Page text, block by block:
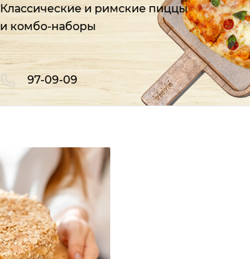
Классические и римские пиццы
и комбо-наборы
97-09-09